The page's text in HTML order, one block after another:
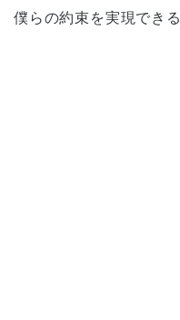
僕らの約束を実現できる